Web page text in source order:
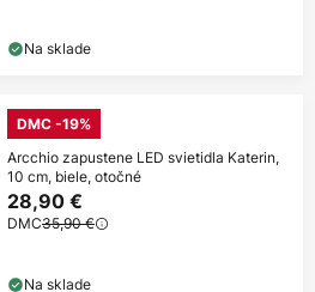
Na sklade
DMC -19%
Arcchio zapustene LED svietidla Katerin,
10 cm, biele, otočné
28,90 €
DMC35,90 €
Na sklade